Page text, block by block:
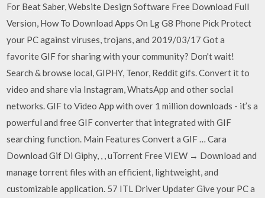
For Beat Saber, Website Design Software Free Download Full
Version, How To Download Apps On Lg G8 Phone Pick Protect
your PC against viruses, trojans, and 2019/03/17 Got a
favorite GIF for sharing with your community? Don't wait!
Search & browse local, GIPHY, Tenor, Reddit gifs. Convert it to
video and share via Instagram, WhatsApp and other social
networks. GIF to Video App with over 1 million downloads - it’s a
powerful and free GIF converter that integrated with GIF
searching function. Main Features Convert a GIF … Cara
Download Gif Di Giphy, , , uTorrent Free VIEW → Download and
manage torrent files with an efficient, lightweight, and
customizable application. 57 ITL Driver Updater Give your PC a